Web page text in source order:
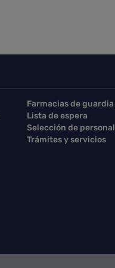
Farmacias de guardia
Lista de espera
Selección de personal
Trámites y servicios